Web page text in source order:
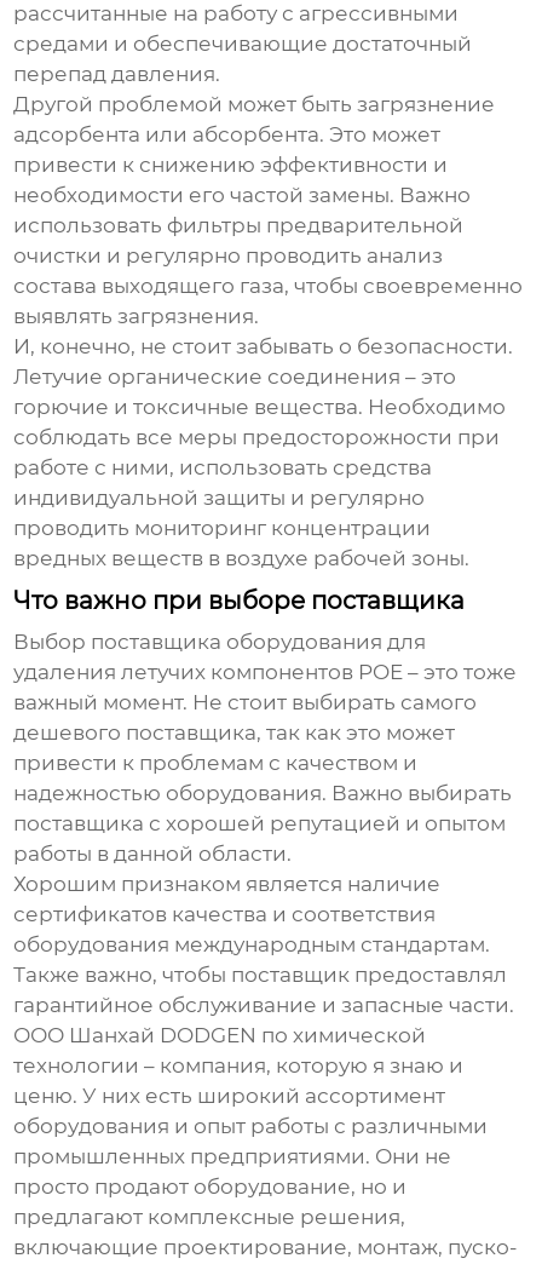
рассчитанные на работу с агрессивными
средами и обеспечивающие достаточный
перепад давления.
Другой проблемой может быть загрязнение
адсорбента или абсорбента. Это может
привести к снижению эффективности и
необходимости его частой замены. Важно
использовать фильтры предварительной
очистки и регулярно проводить анализ
состава выходящего газа, чтобы своевременно
выявлять загрязнения.
И, конечно, не стоит забывать о безопасности.
Летучие органические соединения – это
горючие и токсичные вещества. Необходимо
соблюдать все меры предосторожности при
работе с ними, использовать средства
индивидуальной защиты и регулярно
проводить мониторинг концентрации
вредных веществ в воздухе рабочей зоны.
Что важно при выборе поставщика
Выбор поставщика оборудования для
удаления летучих компонентов POE – это тоже
важный момент. Не стоит выбирать самого
дешевого поставщика, так как это может
привести к проблемам с качеством и
надежностью оборудования. Важно выбирать
поставщика с хорошей репутацией и опытом
работы в данной области.
Хорошим признаком является наличие
сертификатов качества и соответствия
оборудования международным стандартам.
Также важно, чтобы поставщик предоставлял
гарантийное обслуживание и запасные части.
ООО Шанхай DODGEN по химической
технологии – компания, которую я знаю и
ценю. У них есть широкий ассортимент
оборудования и опыт работы с различными
промышленных предприятиями. Они не
просто продают оборудование, но и
предлагают комплексные решения,
включающие проектирование, монтаж, пуско-